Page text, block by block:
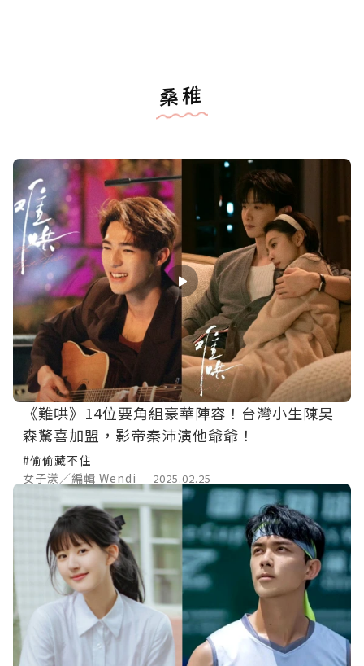
桑稚
《難哄》14位要角組豪華陣容！台灣小生陳昊
森驚喜加盟，影帝秦沛演他爺爺！
#偷偷藏不住
女子漾／編輯 Wendi
2025.02.25